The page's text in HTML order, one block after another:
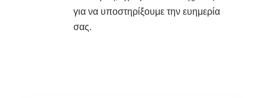
για να υποστηρίξουμε την ευημερία
σας.